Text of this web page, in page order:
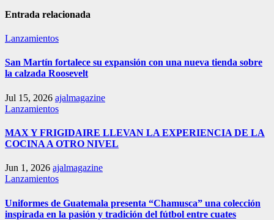
Entrada relacionada
Lanzamientos
San Martín fortalece su expansión con una nueva tienda sobre
la calzada Roosevelt
Jul 15, 2026 ajalmagazine
Lanzamientos
MAX Y FRIGIDAIRE LLEVAN LA EXPERIENCIA DE LA
COCINA A OTRO NIVEL
Jun 1, 2026 ajalmagazine
Lanzamientos
Uniformes de Guatemala presenta “Chamusca” una colección
inspirada en la pasión y tradición del fútbol entre cuates